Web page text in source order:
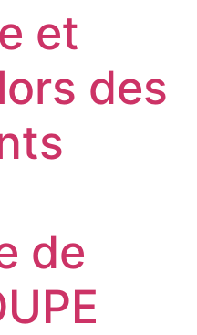
et
des
de